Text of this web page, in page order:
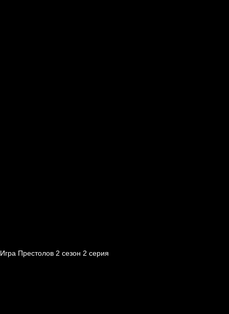
Игра Престолов 2 cезон 2 cерия